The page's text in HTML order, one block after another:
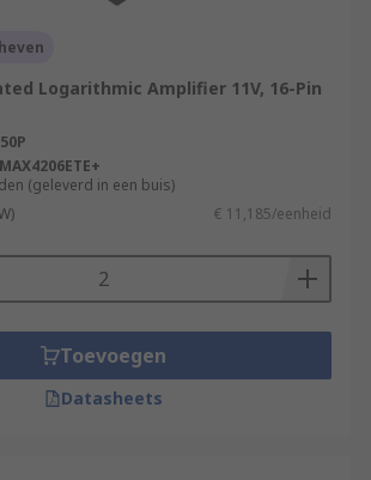
Logarithmic Amplifier 11V, 16-Pin
MAX4206ETE+
(geleverd in een buis)
€ 11,185/eenheid
Toevoegen
Datasheets